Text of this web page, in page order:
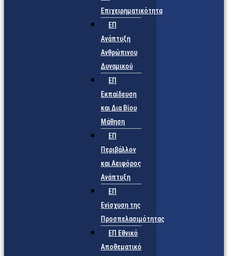
Επιχειρηματικότητα
ΕΠ
Ανάπτυξη
Ανθρώπινου
Δυναμικού
ΕΠ
Εκπαίδευση
και Δια Βίου
Μάθηση
ΕΠ
Περιβάλλον
και Αειφόρος
Ανάπτυξη
ΕΠ
Ενίσχυση της
Προσπελασιμότητας
ΕΠ Εθνικό
Αποθεματικό